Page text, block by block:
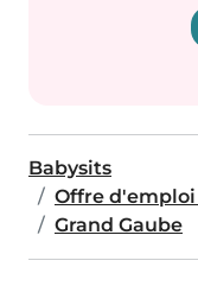
Babysits
Offre
Grand Gaube